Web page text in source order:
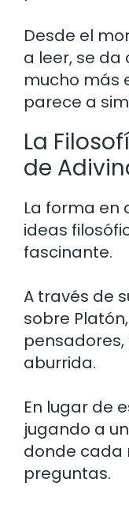
Desde el
a leer, se
mucho más
parece a
La
de
La forma en
ideas
fascinante.
A través de
sobre
aburrida.
En lugar de
jugando a
donde cada
preguntas.